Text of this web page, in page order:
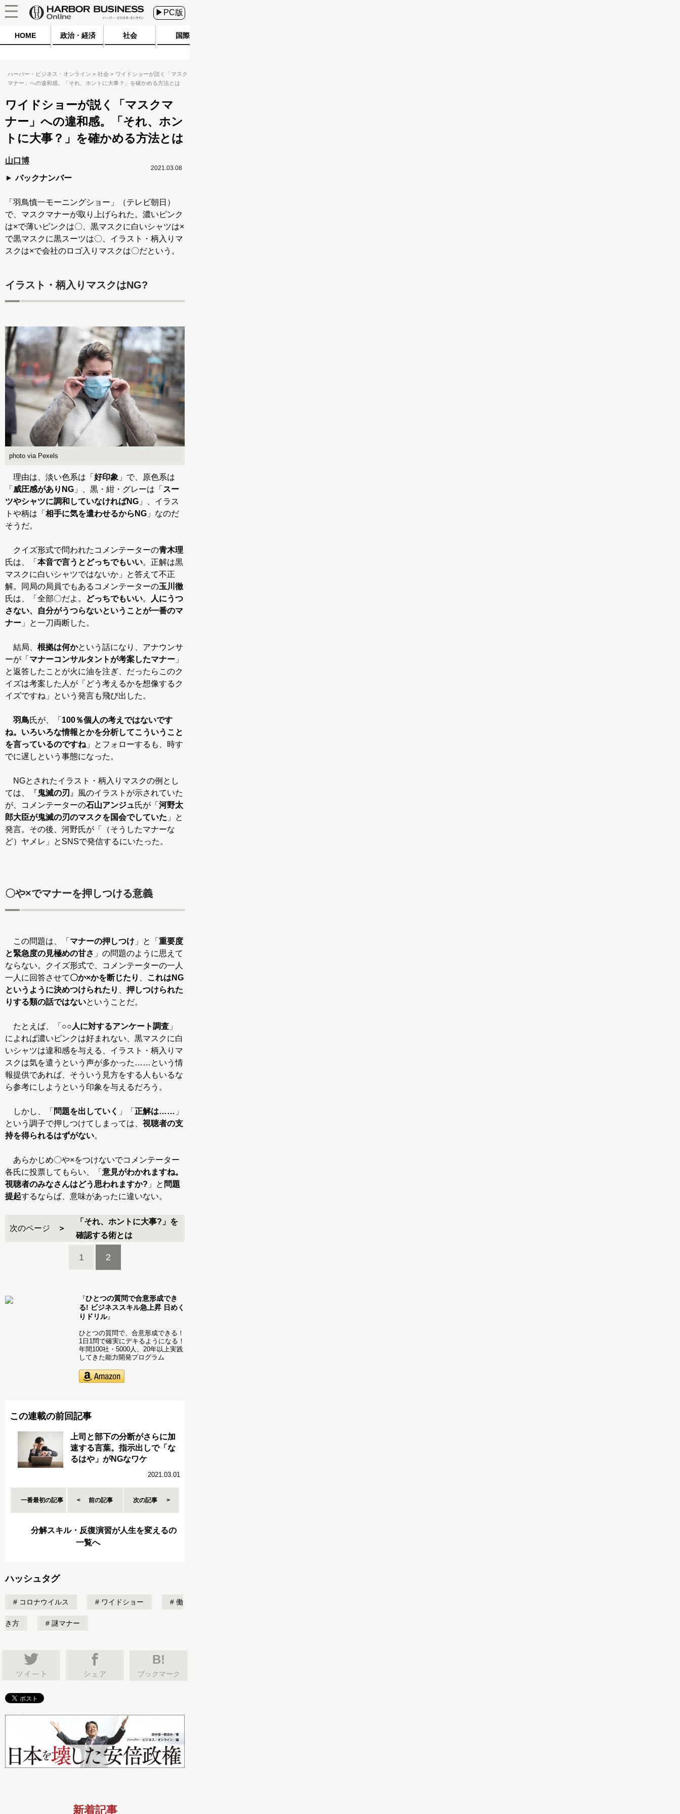
▶PC版
HOME 政治・経済 社会 国際
ハーバー・ビジネス・オンライン 社会
ワイドショーが説く「マスク
マナー」への違和感。「それ、ホントに大事？」を確かめる方法とは
ワイドショーが説く「マスクマ
ナー」への違和感。「それ、ホン
トに大事？」を確かめる方法とは
山口博
バックナンバー
2021.03.08
「羽鳥慎一モーニングショー」（テレビ朝日）
で、マスクマナーが取り上げられた。濃いピンク
は×で薄いピンクは〇、黒マスクに白いシャツは×
で黒マスクに黒スーツは〇、イラスト・柄入りマ
スクは×で会社のロゴ入りマスクは〇だという。
イラスト・柄入りマスクはNG?
photo via Pexels
理由は、淡い色系は「 好印象 」で、原色系は
「 威圧感がありNG 」、黒・紺・グレーは「 スー
ツやシャツに調和していなければNG 」、イラス
トや柄は「 相手に気を遣わせるからNG 」なのだ
そうだ。
クイズ形式で問われたコメンテーターの青木理
氏は、「 本音で言うとどっちでもいい。正解は黒
マスクに白いシャツではないか」と答えて不正
解。同局の局員でもあるコメンテーターの玉川徹
氏は、「全部〇だよ。
どっちでもいい。
人にうつ
さない、自分がうつらないということが一番のマ
ナー 」と一刀両断した。
結局、 根拠は何かという話になり、アナウンサ
ーが「 マナーコンサルタントが考案したマナー 」
と返答したことが火に油を注ぎ、だったらこのク
イズは考案した人が「どう考えるかを想像するク
イズですね」という発言も飛び出した。
羽鳥氏が、「 100％個人の考えではないです
ね。いろいろな情報とかを分析してこういうこと
を言っているのですね 」とフォローするも、時す
でに遅しという事態になった。
NGとされたイラスト・柄入りマスクの例とし
ては、『鬼滅の刃 』風のイラストが示されていた
が、コメンテーターの石山アンジュ氏が「 河野太
郎大臣が鬼滅の刃のマスクを国会でしていた 」と
発言。その後、河野氏が「（そうしたマナーな
ど）ヤメレ」とSNSで発信するにいたった。
〇や×でマナーを押しつける意義
この問題は、「 マナーの押しつけ 」と「 重要度
と緊急度の見極めの甘さ 」の問題のように思えて
ならない。クイズ形式で、コメンテーターの一人
一人に回答させて〇か×かを断じたり
これはNG
というように決めつけられたり
押しつけられた
りする類の話ではないということだ。
たとえば、「 ○○人に対するアンケート調査 」
によれば濃いピンクは好まれない、黒マスクに白
いシャツは違和感を与える、イラスト・柄入りマ
スクは気を遣うという声が多かった……という情
報提供であれば、そういう見方をする人もいるな
ら参考にしようという印象を与えるだろう。
しかし、「 問題を出していく 」「 正解は…… 」
という調子で押しつけてしまっては、 視聴者の支
持を得られるはずがない。
あらかじめ〇や×をつけないでコメンテーター
各氏に投票してもらい、「 意見がわかれますね。
視聴者のみなさんはどう思われますか? 」と 問題
提起するならば、意味があったに違いない。
次のページ
「それ、ホントに大事?」を
確認する術とは
1 2
『ひとつの質問で合意形成でき
る! ビジネススキル急上昇 日めく
りドリル』
ひとつの質問で、合意形成できる！
1日1問で確実にデキるようになる！
年間100社・5000人、20年以上実践
してきた能力開発プログラム
この連載の前回記事
上司と部下の分断がさらに加
速する言葉。指示出しで「な
るはや」がNGなワケ
2021.03.01
一番最初の記事 前の記事 次の記事
分解スキル・反復演習が人生を変えるの
一覧へ
ハッシュタグ
コロナウイルス ワイドショー 働
き方 謎マナー
B!
ブックマーク
新着記事